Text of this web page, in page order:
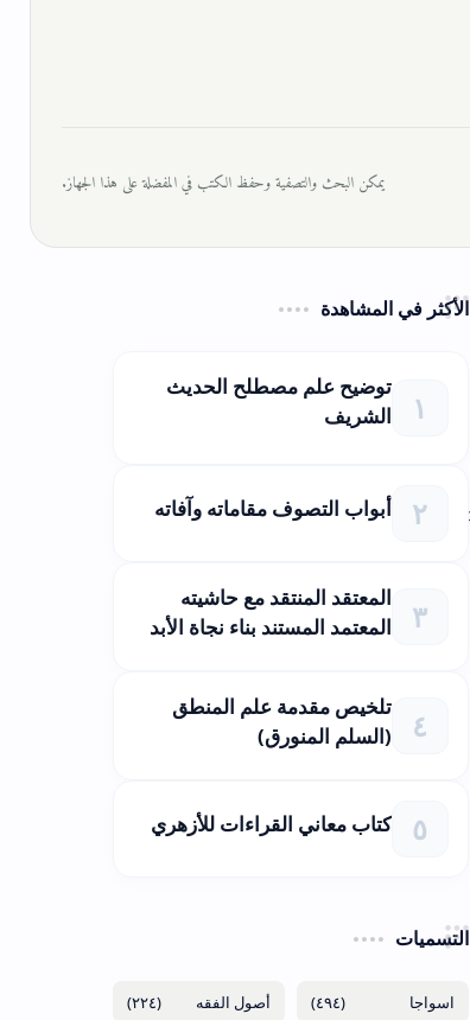
يمكن البحث والتصفية وحفظ الكتب في المفضلة على هذا الجهاز.
الأكثر في المشاهدة
توضيح علم مصطلح الحديث
الشريف
أبواب التصوف مقاماته وآفاته
المعتقد المنتقد مع حاشيته
المعتمد المستند بناء نجاة الأبد
تلخيص مقدمة علم المنطق
(السلم المنورق)
كتاب معاني القراءات للأزهري
التسميات
(٤٩٤) (٢٢٤)